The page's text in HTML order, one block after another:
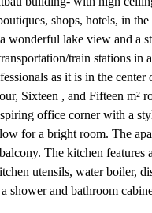
shops, hotels, in
wonderful lake view and a
train stations in
as it is in the
Sixteen , and Fifteen m²
office corner with a
for a bright room. The
The kitchen features
utensils, water boiler,
shower and bathroom